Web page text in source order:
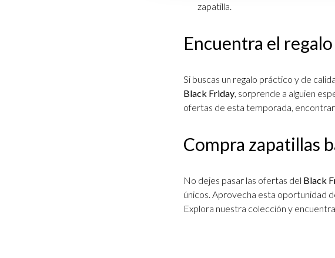
zapatilla.
Encuentra el
Si buscas un regalo práctico y de
Black Friday, sorprende a alguien
ofertas de esta temporada,
Compra zapatillas
No dejes pasar las ofertas del Black
únicos. Aprovecha esta oportunidad
Explora nuestra colección y